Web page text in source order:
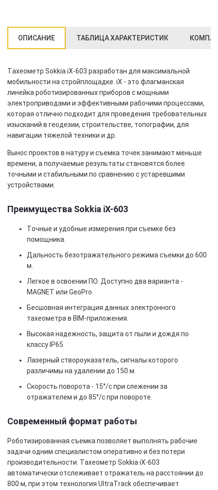
ОПИСАНИЕ ТАБЛИЦА ХАРАКТЕРИСТИК
Тахеометр Sokkia iX-603 разработан для максимальной
мобильности на стройплощадке. iX - это флагманская
линейка роботизированных приборов с мощными
электроприводами и эффективными рабочими процессами,
которая отлично подходит для проведения требовательных
изысканий в геодезии, строительстве, топографии, для
навигации тяжелой техники и др.
Вынос проектов в натуру и съемка точек занимают меньше
времени, а получаемые результаты становятся более
точными и стабильными по сравнению с устаревшими
устройствами.
Преимущества Sokkia iX-603
Точные и удобные измерения при съемке без
помощника.
Дальность безотражательного режима съемки до 600
м.
Легкое в освоении ПО. Доступно два варианта -
MAGNET или GeoPro.
Бесшовная интеграция данныхэлектронного
тахеометрав BIM-приложения.
Высокая надежность, защита от пыли и дождя по
классу IP65.
Лазерный створоуказатель, сигналы которого
различимы на удалении до 150 м.
Скорость поворота - 15°/c при слежении за
отражателем и до 85°/c при повороте.
Современный формат работы
Роботизированная съемка позволяет выполнять рабочие
задачи одним специалистом оперативно и без потери
производительности. Тахеометр Sokkia iX-603
автоматически отслеживает отражатель на расстоянии до
800 м, при этом технология UltraTrack обеспечивает